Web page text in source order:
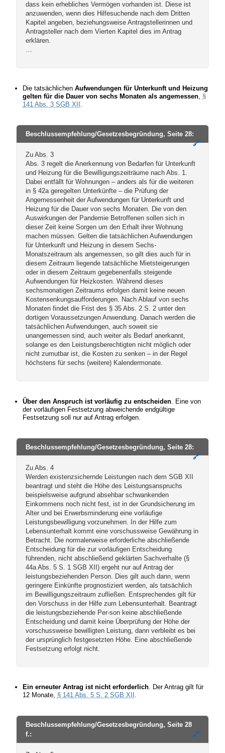
dass kein erhebliches Vermögen vorhanden ist. Diese ist
anzuwenden, wenn dies Hilfesuchende nach dem Dritten
Kapitel angeben, beziehungsweise Antragstellerinnen und
Antragsteller nach dem Vierten Kapitel dies im Antrag
erklären.
…
Die tatsächlichen Aufwendungen für Unterkunft und Heizung
gelten für die Dauer von sechs Monaten als angemessen, §
141 Abs. 3 SGB XII .
Beschlussempfehlung/Gesetzesbegründung, Seite 28:
🔗
Zu Abs. 3
Abs. 3 regelt die Anerkennung von Bedarfen für Unterkunft
und Heizung für die Bewilligungszeiträume nach Abs. 1.
Dabei entfällt für Wohnungen – anders als für die weiteren
in § 42a geregelten Unterkünfte – die Prüfung der
Angemessenheit der Aufwendungen für Unterkunft und
Heizung für die Dauer von sechs Monaten. Die von den
Auswirkungen der Pandemie Betroffenen sollen sich in
dieser Zeit keine Sorgen um den Erhalt ihrer Wohnung
machen müssen. Gelten die tatsächlichen Aufwendungen
für Unterkunft und Heizung in diesem Sechs-
Monatszeitraum als angemessen, so gilt dies auch für in
diesem Zeitraum liegende tatsächliche Mietsteigerungen
oder in diesem Zeitraum gegebenenfalls steigende
Aufwendungen für Heizkosten. Während dieses
sechsmonatigen Zeitraums erfolgen damit keine neuen
Kostensenkungsaufforderungen. Nach Ablauf von sechs
Monaten findet die Frist des § 35 Abs. 2 S. 2 unter den
dortigen Voraussetzungen Anwendung. Danach werden die
tatsächlichen Aufwendungen, auch soweit sie
unangemessen sind, auch weiter als Bedarf anerkannt,
solange es den Leistungsberechtigten nicht möglich oder
nicht zumutbar ist, die Kosten zu senken – in der Regel
höchstens für sechs (weitere) Kalendermonate.
Über den Anspruch ist vorläufig zu entscheiden. Eine von
der vorläufigen Festsetzung abweichende endgültige
Festsetzung soll nur auf Antrag erfolgen.
Beschlussempfehlung/Gesetzesbegründung, Seite 28:
🔗
Zu Abs. 4
Werden existenzsichernde Leistungen nach dem SGB XII
beantragt und steht die Höhe des Leistungsanspruchs
beispielsweise aufgrund absehbar schwankenden
Einkommens noch nicht fest, ist in der Grundsicherung im
Alter und bei Erwerbsminderung eine vorläufige
Leistungsbewilligung vorzunehmen. In der Hilfe zum
Lebensunterhalt kommt eine vorschussweise Gewährung in
Betracht. Die normalerweise erforderliche abschließende
Entscheidung für die zur vorläufigen Entscheidung
führenden, nicht abschließend geklärten Sachverhalte (§
44a Abs. 5 S. 1 SGB XII) ergeht nur auf Antrag der
leistungsbeziehenden Person. Dies gilt auch dann, wenn
geringere Einkünfte prognostiziert werden, als tatsächlich
im Bewilligungszeitraum zufließen. Entsprechendes gilt für
den Vorschuss in der Hilfe zum Lebensunterhalt. Beantragt
die leistungsbeziehende Per-son keine abschließende
Entscheidung und damit keine Überprüfung der Höhe der
vorschussweise bewilligten Leistung, dann verbleibt es bei
der ursprünglich festgesetzten Höhe. Eine abschließende
Festsetzung erfolgt nicht.
Ein erneuter Antrag ist nicht erforderlich. Der Antrag gilt für
12 Monate, § 141 Abs. 5 S. 2 SGB XII .
Beschlussempfehlung/Gesetzesbegründung, Seite 28
f.:
🔗